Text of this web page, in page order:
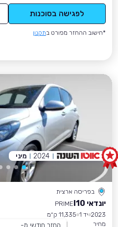
לפגישה בסוכנות
*חישוב ההחזר מפורט בתקנון
בפריסה ארצית
יונדאי I10
PRIME
2023 יד 1
11,335 ק״מ
מחיר
2024 מיני